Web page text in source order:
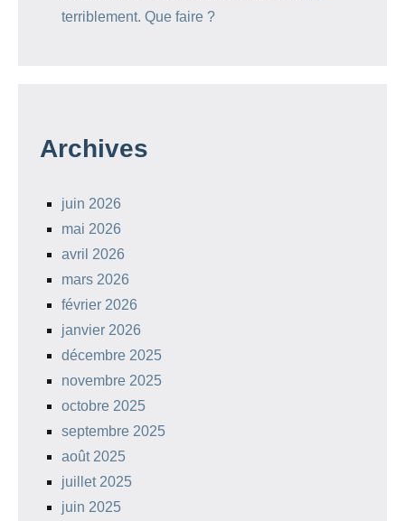
terriblement. Que faire ?
Archives
juin 2026
mai 2026
avril 2026
mars 2026
février 2026
janvier 2026
décembre 2025
novembre 2025
octobre 2025
septembre 2025
août 2025
juillet 2025
juin 2025